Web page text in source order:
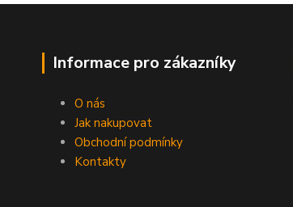
Informace pro zákazníky
O nás
Jak nakupovat
Obchodní podmínky
Kontakty